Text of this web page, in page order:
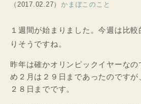
（2017.02.27） かまぼこのこと
１週間が始まりました。今週は比
りそうですね。
昨年は確かオリンピックイヤーなの
め２月は２９日まであったのですが
２８日までです。